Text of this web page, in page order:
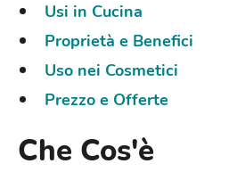
Usi in Cucina
Proprietà e Benefici
Uso nei Cosmetici
Prezzo e Offerte
Che Cos'è